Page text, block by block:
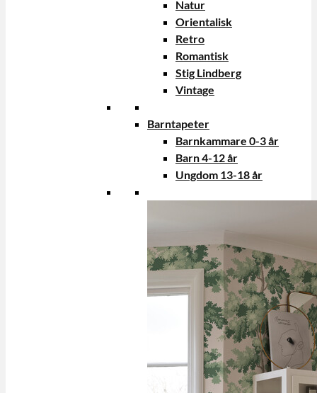
Natur
Orientalisk
Retro
Romantisk
Stig Lindberg
Vintage
Barntapeter
Barnkammare 0-3 år
Barn 4-12 år
Ungdom 13-18 år